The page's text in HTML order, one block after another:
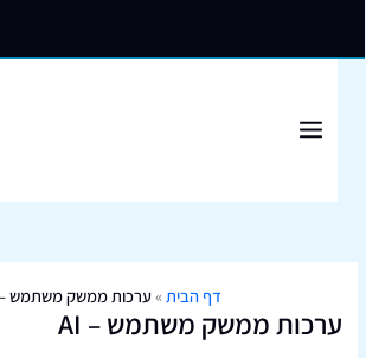
דף הבית»ערכות ממשק משתמש – AI
ערכות ממשק משתמש – AI